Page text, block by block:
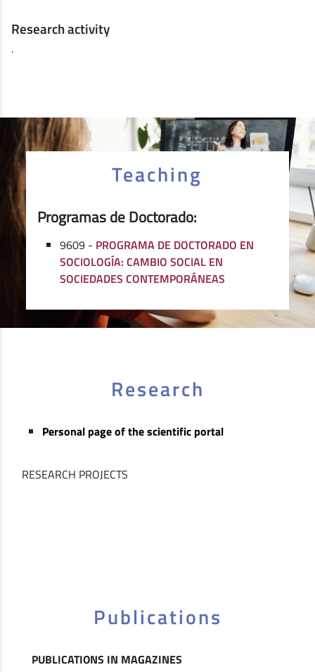
Research activity
.
Teaching
Programas de Doctorado:
9609 - PROGRAMA DE DOCTORADO EN
SOCIOLOGÍA: CAMBIO SOCIAL EN
SOCIEDADES CONTEMPORÁNEAS
Research
Personal page of the scientific portal
RESEARCH PROJECTS
Publications
PUBLICATIONS IN MAGAZINES